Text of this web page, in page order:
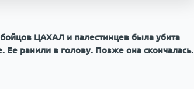
ЦАХАЛ и палестинцев была убита
ранили в голову. Позже она скончалась.